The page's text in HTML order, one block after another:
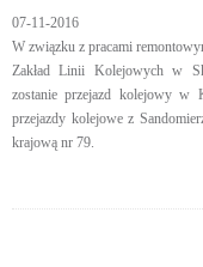
07-11-2016
W związku z pracami
Zakład Linii Kolejowych w
zostanie przejazd kolejowy w
przejazdy kolejowe z
krajową nr 79.